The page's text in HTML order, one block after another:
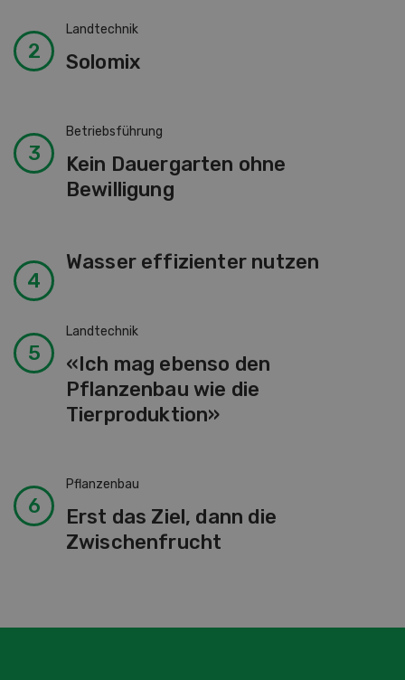
Landtechnik
Solomix
Betriebsführung
Kein Dauergarten ohne
Bewilligung
Wasser effizienter nutzen
Landtechnik
«Ich mag ebenso den
Pflanzenbau wie die
Tierproduktion»
Pflanzenbau
Erst das Ziel, dann die
Zwischenfrucht